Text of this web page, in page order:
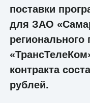
поставки
для ЗАО
регионального
контракта
рублей.